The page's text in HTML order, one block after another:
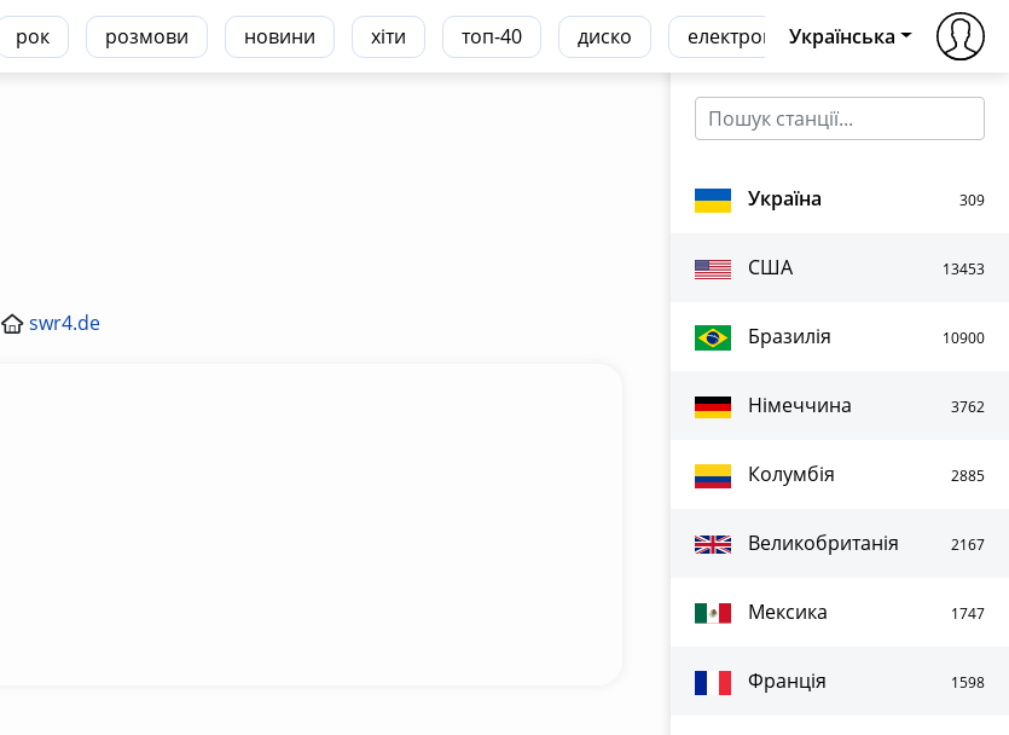
рок розмови новини хіти топ-40 диско електронна транс хаус
Українська
Україна 309
США 13453
Бразилія 10900
Німеччина 3762
Колумбія 2885
Великобританія 2167
Мексика 1747
Франція 1598
swr4.de